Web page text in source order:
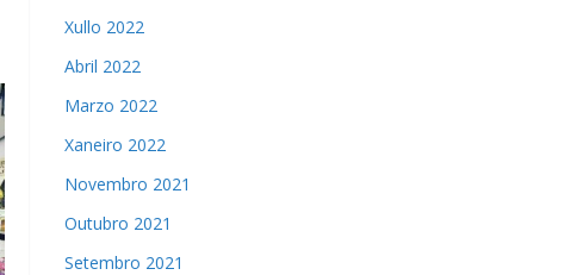
Xullo 2022
Abril 2022
Marzo 2022
Xaneiro 2022
Novembro 2021
Outubro 2021
Setembro 2021